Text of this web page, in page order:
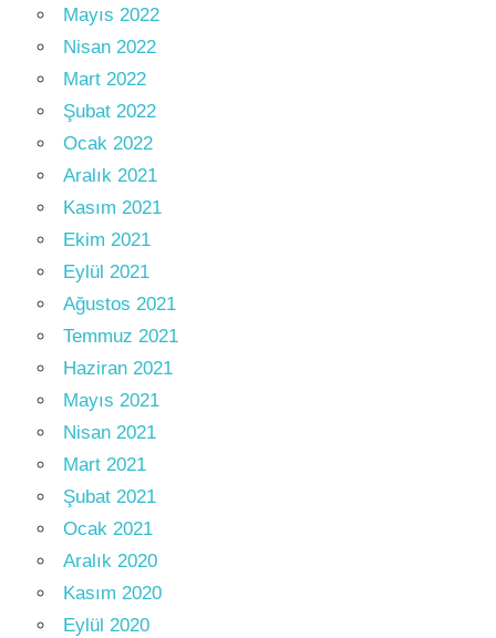
Mayıs 2022
Nisan 2022
Mart 2022
Şubat 2022
Ocak 2022
Aralık 2021
Kasım 2021
Ekim 2021
Eylül 2021
Ağustos 2021
Temmuz 2021
Haziran 2021
Mayıs 2021
Nisan 2021
Mart 2021
Şubat 2021
Ocak 2021
Aralık 2020
Kasım 2020
Eylül 2020